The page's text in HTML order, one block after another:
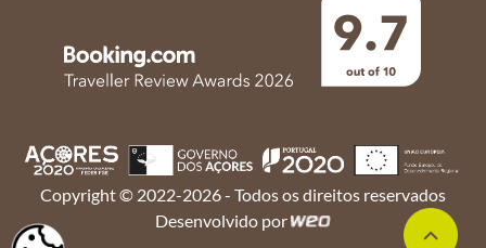
Copyright © 2022-2026 - Todos os direitos reservados
Desenvolvido por